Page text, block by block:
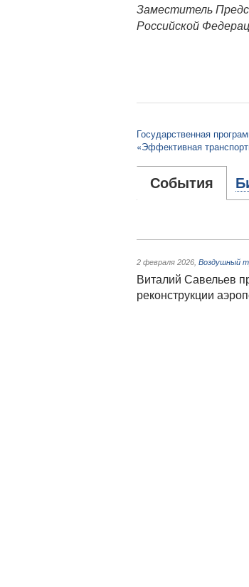
Заместитель
Российской
Государственная
«Эффективная
События
2 февраля 2026 Воздушный
Виталий Савельев
реконструкции